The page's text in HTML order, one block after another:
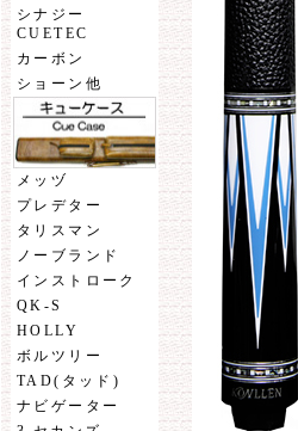
シナジー
CUETEC
カーボン
ショーン他
メッヅ
プレデター
タリスマン
ノーブランド
インストローク
QK-S
HOLLY
ボルツリー
TAD(タッド)
ナビゲーター